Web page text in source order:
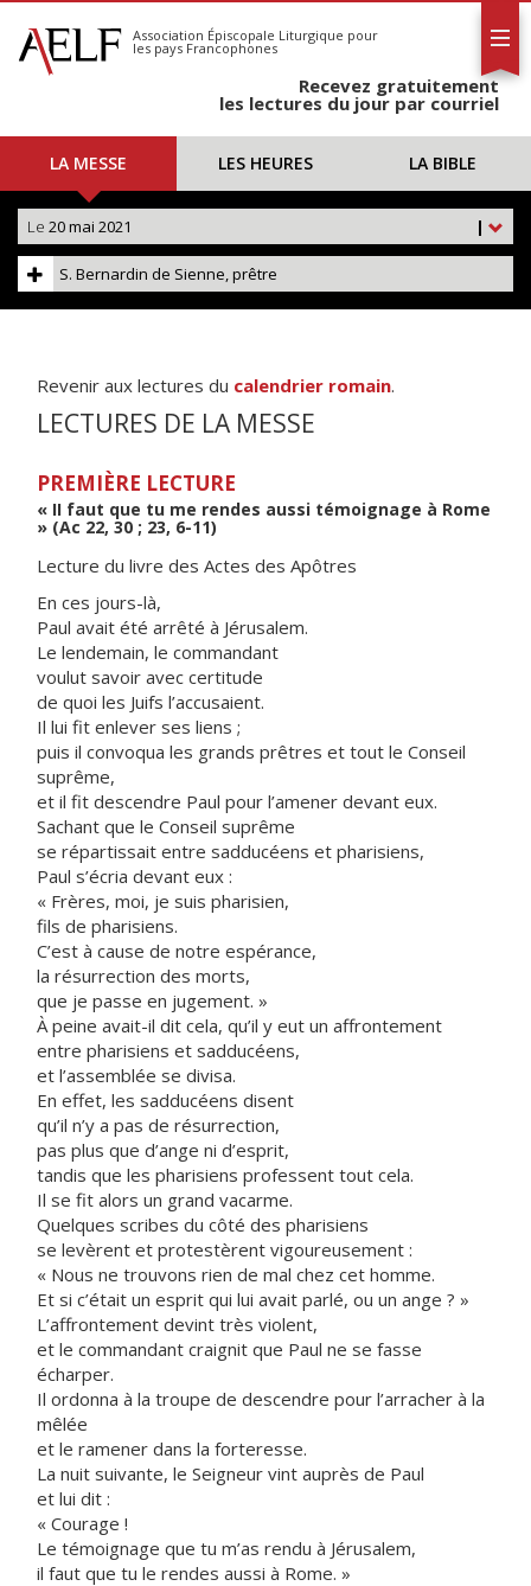
S'abonner
Calendrier
Association Épiscopale Liturgique pour
les pays Francophones
Recevez gratuitement
les lectures du jour par courriel
LA MESSE LES HEURES LA BIBLE
|
Le 20 mai 2021
S. Bernardin de Sienne, prêtre
Revenir aux lectures du calendrier romain.
LECTURES DE LA MESSE
PREMIÈRE LECTURE
« II faut que tu me rendes aussi témoignage à Rome
» (Ac 22, 30 ; 23, 6-11)
Lecture du livre des Actes des Apôtres
En ces jours-là,
Paul avait été arrêté à Jérusalem.
Le lendemain, le commandant
voulut savoir avec certitude
de quoi les Juifs l’accusaient.
Il lui fit enlever ses liens ;
puis il convoqua les grands prêtres et tout le Conseil
suprême,
et il fit descendre Paul pour l’amener devant eux.
Sachant que le Conseil suprême
se répartissait entre sadducéens et pharisiens,
Paul s’écria devant eux :
« Frères, moi, je suis pharisien,
fils de pharisiens.
C’est à cause de notre espérance,
la résurrection des morts,
que je passe en jugement. »
À peine avait-il dit cela, qu’il y eut un affrontement
entre pharisiens et sadducéens,
et l’assemblée se divisa.
En effet, les sadducéens disent
qu’il n’y a pas de résurrection,
pas plus que d’ange ni d’esprit,
tandis que les pharisiens professent tout cela.
Il se fit alors un grand vacarme.
Quelques scribes du côté des pharisiens
se levèrent et protestèrent vigoureusement :
« Nous ne trouvons rien de mal chez cet homme.
Et si c’était un esprit qui lui avait parlé, ou un ange ? »
L’affrontement devint très violent,
et le commandant craignit que Paul ne se fasse
écharper.
Il ordonna à la troupe de descendre pour l’arracher à la
mêlée
et le ramener dans la forteresse.
La nuit suivante, le Seigneur vint auprès de Paul
et lui dit :
« Courage !
Le témoignage que tu m’as rendu à Jérusalem,
il faut que tu le rendes aussi à Rome. »